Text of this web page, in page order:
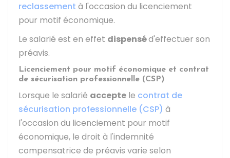
reclassement à l'occasion du licenciement
pour motif économique.
Le salarié est en effet dispenséd'effectuer son
préavis.
Licenciement pour motif économique et contrat
de sécurisation professionnelle (CSP)
Lorsque le salarié accepte le contrat de
sécurisation professionnelle (CSP) à
l'occasion du licenciement pour motif
économique, le droit à l'indemnité
compensatrice de préavis varie selon